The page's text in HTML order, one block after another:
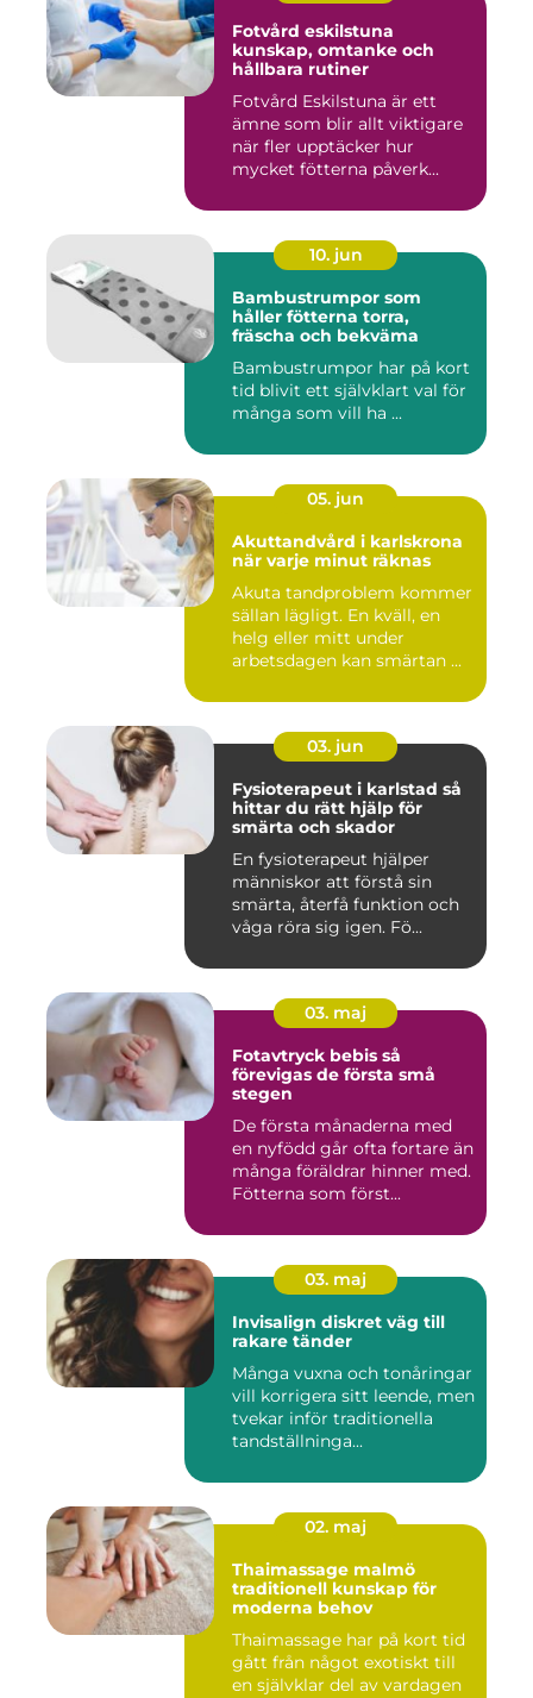
Fotvård eskilstuna
kunskap, omtanke och
hållbara rutiner
Fotvård Eskilstuna är ett
ämne som blir allt viktigare
när fler upptäcker hur
mycket fötterna påverk...
10. jun
Bambustrumpor som
håller fötterna torra,
fräscha och bekväma
Bambustrumpor har på kort
tid blivit ett självklart val för
många som vill ha ...
05. jun
Akuttandvård i karlskrona
när varje minut räknas
Akuta tandproblem kommer
sällan lägligt. En kväll, en
helg eller mitt under
arbetsdagen kan smärtan ...
03. jun
Fysioterapeut i karlstad så
hittar du rätt hjälp för
smärta och skador
En fysioterapeut hjälper
människor att förstå sin
smärta, återfå funktion och
våga röra sig igen. Fö...
03. maj
Fotavtryck bebis så
förevigas de första små
stegen
De första månaderna med
en nyfödd går ofta fortare än
många föräldrar hinner med.
Fötterna som först...
03. maj
Invisalign diskret väg till
rakare tänder
Många vuxna och tonåringar
vill korrigera sitt leende, men
tvekar inför traditionella
tandställninga...
02. maj
Thaimassage malmö
traditionell kunskap för
moderna behov
Thaimassage har på kort tid
gått från något exotiskt till
en självklar del av vardagen